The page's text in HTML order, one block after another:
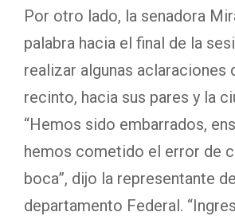
Por otro lado, la senadora
palabra hacia el final de la
realizar algunas aclaraciones
recinto, hacia sus pares y la
“Hemos sido embarrados,
hemos cometido el error de
boca”, dijo la representante
departamento Federal.